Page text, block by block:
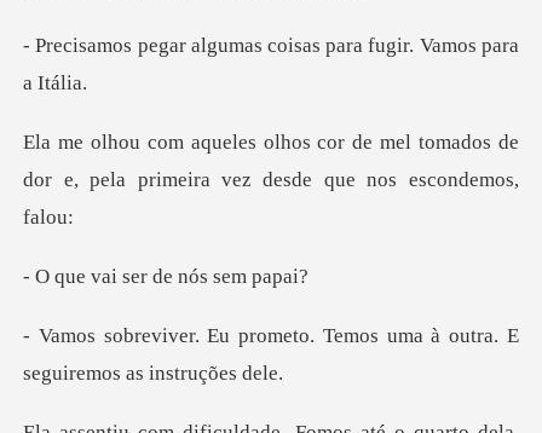
umas coisas para fugir
e mel tomados de
dor e, pela primeir
ser de nós
eto. Temos uma à outra. E
s